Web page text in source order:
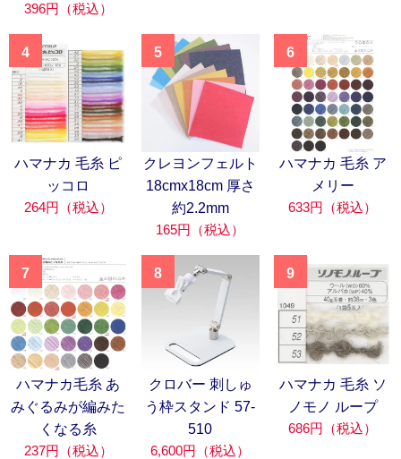
396円（税込）
4
ハマナカ 毛糸 ピ
ッコロ
264円（税込）
5
クレヨンフェルト
18cmx18cm 厚さ
約2.2mm
165円（税込）
6
ハマナカ 毛糸 ア
メリー
633円（税込）
7
ハマナカ毛糸 あ
みぐるみが編みた
くなる糸
237円（税込）
8
クロバー 刺しゅ
う枠スタンド 57-
510
6,600円（税込）
9
ハマナカ 毛糸 ソ
ノモノ ループ
686円（税込）